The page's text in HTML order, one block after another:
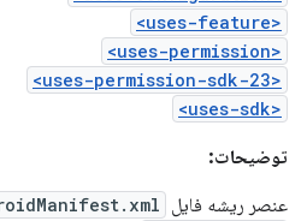
<uses-feature>
<uses-permission>
<uses-permission-sdk-23>
<uses-sdk>
توضیحات:
عنصر ریشه فایل